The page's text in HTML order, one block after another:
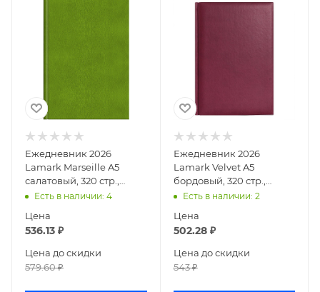
Ежедневник 2026
Lamark Marseille A5
салатовый, 320 стр.,
искусственная кожа,
перфорация
Есть в наличии: 4
Цена
536.13 ₽
Цена до скидки
579.60₽
Ежедневник 2026
Lamark Velvet A5
бордовый, 320 стр.,
искусственная кожа,
перфорация угла
Есть в наличии: 2
Цена
502.28₽
Цена до скидки
543₽